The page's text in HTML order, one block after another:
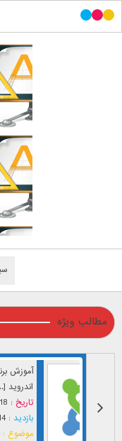
مطالب ویژه
آموزش
اندروید
تاریخ : 18 / 04 / 2021
بازدید :
موضوع :